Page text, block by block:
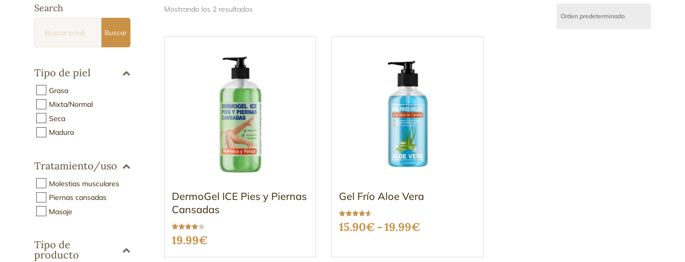
Search
por:
Buscar
Tipo de piel
Grasa
Mixta/Normal
Seca
Madura
Tratamiento/uso
Molestias musculares
Piernas cansadas
Masaje
Tipo de
producto
Mostrando los 2 resultados
DermoGel ICE Pies y Piernas
Cansadas
Valorado
con
19.99€
Gel Frío Aloe Vera
Valorado
con
15.90€ -19.99€